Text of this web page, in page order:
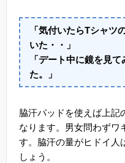
「気付いたらTシャツ
いた・・」
「デート中に鏡を見
た。」
脇汗パッドを使えば上記
なります。男女問わずワ
す。脇汗の量がヒドイ人
しょう。